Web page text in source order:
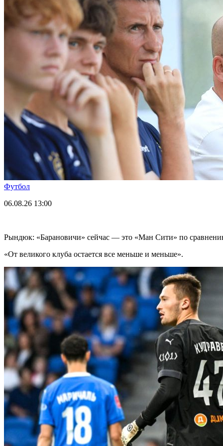
Футбол
06.08.26 13:00
Рындюк: «Барановичи» сейчас — это «Ман Сити» по
«От великого клуба остается все меньше и меньше».